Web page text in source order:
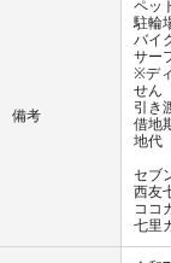
備考
ペッ
駐輪
バイ
サー
※デ
せん
引き
借地
地代
セブ
西友
ココ
七里